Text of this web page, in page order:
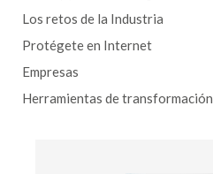
Los retos de la Industria
Protégete en Internet
Empresas
Herramientas de transformación